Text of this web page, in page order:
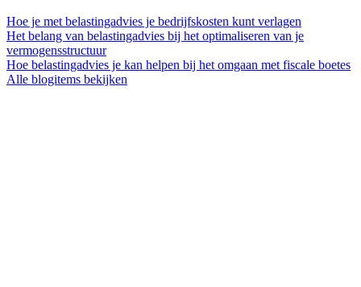
Hoe je met belastingadvies je bedrijfskosten kunt verlagen
Het belang van belastingadvies bij het optimaliseren van je
vermogensstructuur
Hoe belastingadvies je kan helpen bij het omgaan met fiscale boetes
Alle blogitems bekijken